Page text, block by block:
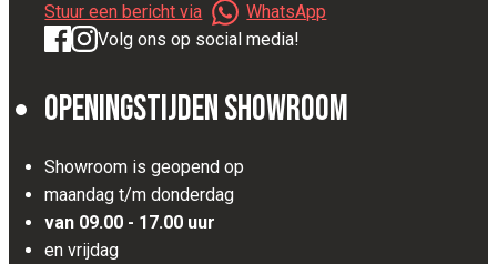
Stuur een bericht via
WhatsApp
Volg ons op social media!
Openingstijden Showroom
Showroom is geopend op
maandag t/m donderdag
van 09.00 - 17.00 uur
en vrijdag